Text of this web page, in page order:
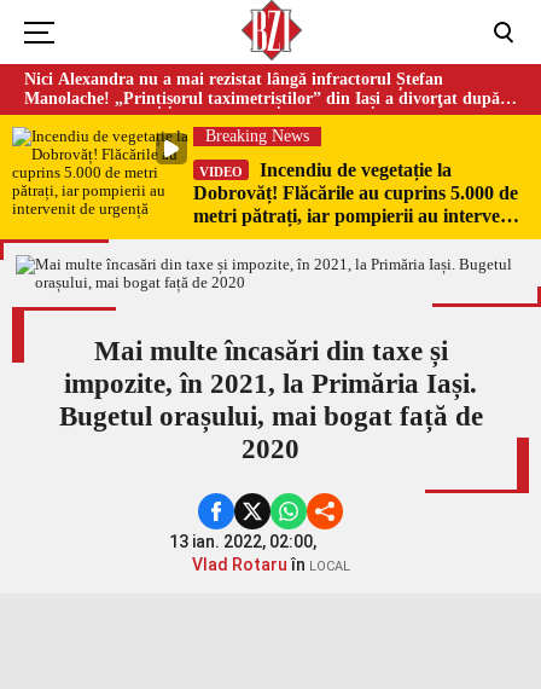
Nici Alexandra nu a mai rezistat lângă infractorul Ștefan
Manolache! „Prințișorul taximetriștilor” din Iași a divorţat după
doi ani de căsnicie
Breaking News
VIDEO
Incendiu de vegetație la
Dobrovăț! Flăcările au cuprins 5.000 de
metri pătrați, iar pompierii au intervenit
de urgență
Mai multe încasări din taxe și
impozite, în 2021, la Primăria Iași.
Bugetul orașului, mai bogat față de
2020
13 ian. 2022, 02:00,
Vlad Rotaruîn LOCAL